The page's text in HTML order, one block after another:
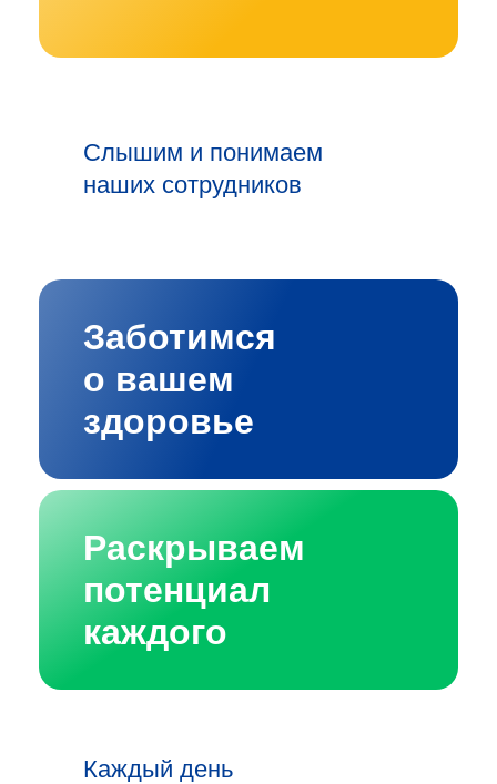
Слышим и понимаем
наших сотрудников
Заботимся
о вашем
здоровье
Раскрываем
потенциал
каждого
Каждый день